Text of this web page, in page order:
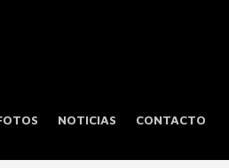
NOTICIAS CONTACTO